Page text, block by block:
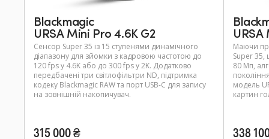
Blackmagic
URSA Mini Pro 4.6K G2
Сенсор Super 35 із 15 ступенями динамічного
діапазону для зйомки з кадровою частотою до
120 fps у 4.6K або до 300 fps у 2K. Додатково
передбачені три світлофільтри ND, підтримка
кодеку Blackmagic RAW та порт USB-C для запису
на зовнішній накопичувач.
315 000 ₴
URSA
Маючи
Super 35,
80 Мп,
модель
картин
338